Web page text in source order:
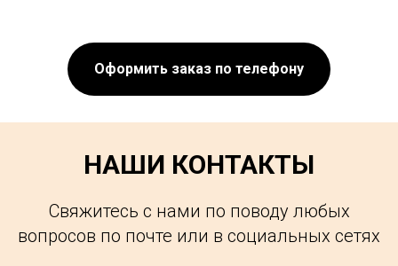
Оформить заказ по телефону
НАШИ КОНТАКТЫ
Свяжитесь с нами по поводу любых
вопросов по почте или в социальных сетях